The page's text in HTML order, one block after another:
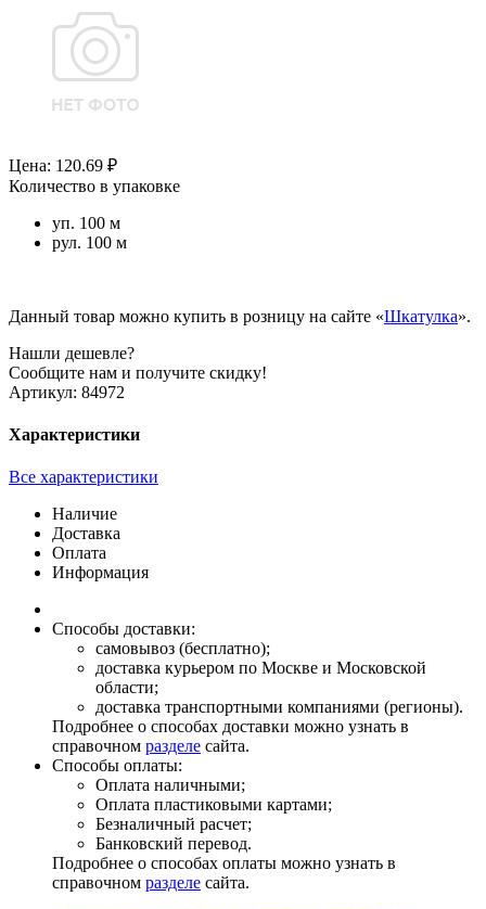
Цена: 120.69 ₽
Количество в упаковке
уп. 100 м
рул. 100 м
Данный товар можно купить в розницу на сайте «Шкатулка».
Нашли дешевле?
Сообщите нам и получите скидку!
Артикул: 84972
Характеристики
Все характеристики
Наличие
Доставка
Оплата
Информация
Способы доставки:
самовывоз (бесплатно);
доставка курьером по Москве и Московской
области;
доставка транспортными компаниями (регионы).
Подробнее о способах доставки можно узнать в
справочном разделе сайта.
Способы оплаты:
Оплата наличными;
Оплата пластиковыми картами;
Безналичный расчет;
Банковский перевод.
Подробнее о способах оплаты можно узнать в
справочном разделе сайта.